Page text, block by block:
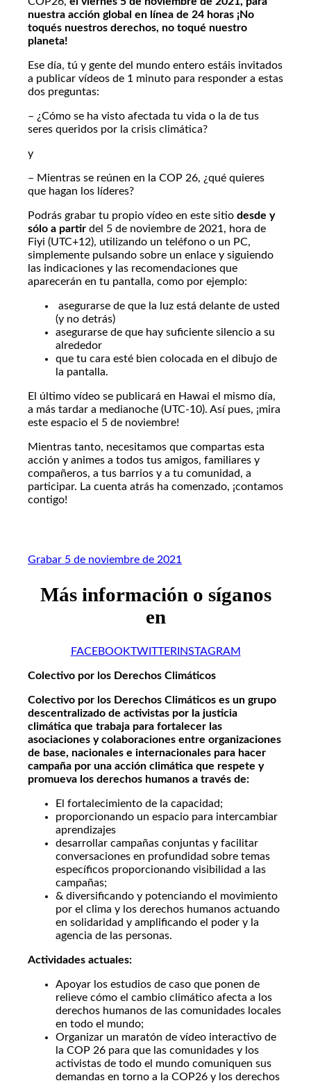
nuestra acción global en línea de 24 horas ¡No
toqués nuestros derechos, no toqué nuestro
planeta!
Ese día, tú y gente del mundo entero estáis invitados
a publicar vídeos de 1 minuto para responder a estas
dos preguntas:
– ¿Cómo se ha visto afectada tu vida o la de tus
seres queridos por la crisis climática?
y
– Mientras se reúnen en la COP 26, ¿qué quieres
que hagan los líderes?
Podrás grabar tu propio vídeo en este sitio desde y
sólo a partir del 5 de noviembre de 2021, hora de
Fiyi (UTC+12), utilizando un teléfono o un PC,
simplemente pulsando sobre un enlace y siguiendo
las indicaciones y las recomendaciones que
aparecerán en tu pantalla, como por ejemplo:
asegurarse de que la luz está delante de usted
(y no detrás)
asegurarse de que hay suficiente silencio a su
alrededor
que tu cara esté bien colocada en el dibujo de
la pantalla.
El último vídeo se publicará en Hawai el mismo día,
a más tardar a medianoche (UTC-10). Así pues, ¡mira
este espacio el 5 de noviembre!
Mientras tanto, necesitamos que compartas esta
acción y animes a todos tus amigos, familiares y
compañeros, a tus barrios y a tu comunidad, a
participar. La cuenta atrás ha comenzado, ¡contamos
contigo!
Grabar 5 de noviembre de 2021
Más información o síganos
en
FACEBOOKTWITTERINSTAGRAM
Colectivo por los Derechos Climáticos
Colectivo por los Derechos Climáticos es un grupo
descentralizado de activistas por la justicia
climática que trabaja para fortalecer las
asociaciones y colaboraciones entre organizaciones
de base, nacionales e internacionales para hacer
campaña por una acción climática que respete y
promueva los derechos humanos a través de:
El fortalecimiento de la capacidad;
proporcionando un espacio para intercambiar
aprendizajes
desarrollar campañas conjuntas y facilitar
conversaciones en profundidad sobre temas
específicos proporcionando visibilidad a las
campañas;
& diversificando y potenciando el movimiento
por el clima y los derechos humanos actuando
en solidaridad y amplificando el poder y la
agencia de las personas.
Actividades actuales:
Apoyar los estudios de caso que ponen de
relieve cómo el cambio climático afecta a los
derechos humanos de las comunidades locales
en todo el mundo;
Organizar un maratón de vídeo interactivo de
la COP 26 para que las comunidades y los
activistas de todo el mundo comuniquen sus
demandas en torno a la COP26 y los derechos